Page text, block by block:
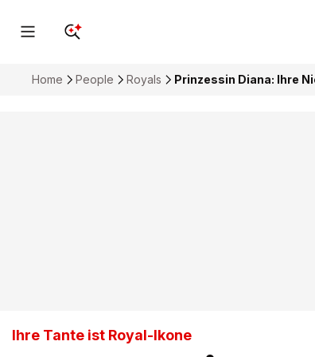
Home People Royals Prinzessin Diana: Ihre
Ihre Tante ist Royal-Ikone